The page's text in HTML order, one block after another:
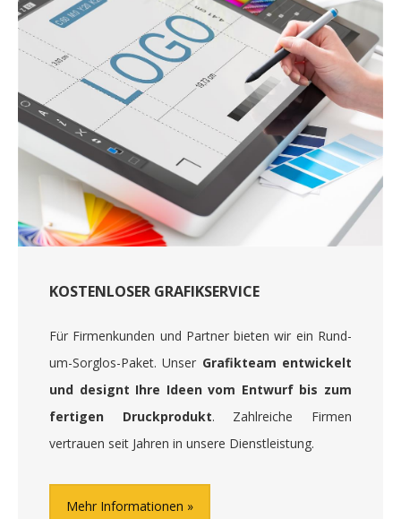
KOSTENLOSER GRAFIKSERVICE
Für Firmenkunden und Partner bieten wir ein Rund-
um-Sorglos-Paket. Unser Grafikteam entwickelt
und designt Ihre Ideen vom Entwurf bis zum
fertigen Druckprodukt. Zahlreiche Firmen
vertrauen seit Jahren in unsere Dienstleistung.
Mehr Informationen